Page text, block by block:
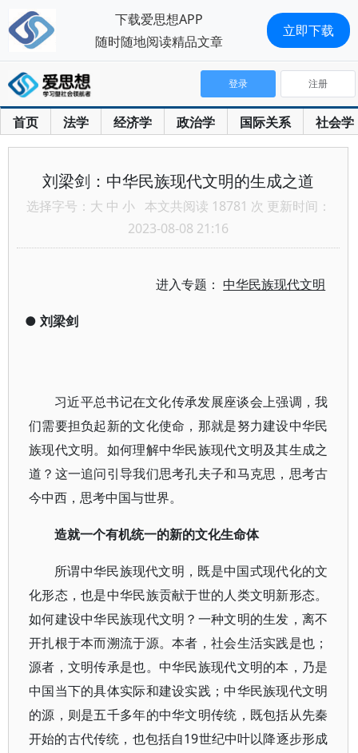
首页 法学 经济学 政治学 国际关系 社会学
登录 注册
刘梁剑：中华民族现代文明的生成之道
选择字号： 大 中 小 本文共阅读 18781 次 更新时间：
2023-08-08 21:16
进入专题：中华民族现代文明
● 刘梁剑
习近平总书记在文化传承发展座谈会上强调，我
们需要担负起新的文化使命，那就是努力建设中华民
族现代文明。如何理解中华民族现代文明及其生成之
道？这一追问引导我们思考孔夫子和马克思，思考古
今中西，思考中国与世界。
造就一个有机统一的新的文化生命体
所谓中华民族现代文明，既是中国式现代化的文
化形态，也是中华民族贡献于世的人类文明新形态。
如何建设中华民族现代文明？一种文明的生发，离不
开扎根于本而溯流于源。本者，社会生活实践是也；
源者，文明传承是也。中华民族现代文明的本，乃是
中国当下的具体实际和建设实践；中华民族现代文明
的源，则是五千多年的中华文明传统，既包括从先秦
开始的古代传统，也包括自19世纪中叶以降逐步形成
下载爱思想APP
随时随地阅读精品文章
立即下载